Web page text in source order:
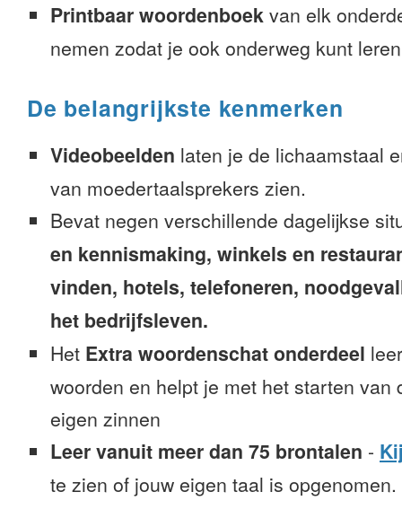
Printbaar woordenboek van elk
nemen zodat je ook onderweg kunt
De belangrijkste kenmerken
Videobeelden laten je de lichaamstaal
van moedertaalsprekers zien.
Bevat negen verschillende dagelijkse
en kennismaking, winkels en
vinden, hotels, telefoneren,
het bedrijfsleven.
Het Extra woordenschat onderdeel
woorden en helpt je met het starten van
eigen zinnen
Leer vanuit meer dan 75 brontalen -
te zien of jouw eigen taal is opgenomen.